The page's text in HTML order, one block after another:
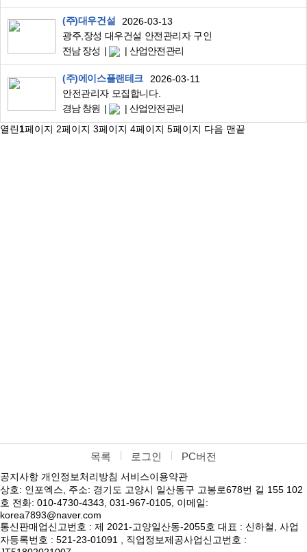
(주)대우건설
2026-03-13
광주,장성 대우건설 안전관리자 구인
전남 장성
산업안전관리
(주)에이스플랜테크
2026-03-11
안전관리자 모집합니다.
경남 창원
산업안전관리
열린1페이지 2페이지 3페이지 4페이지 5페이지 다음 맨끝
목록 로그인 PC버전
공지사항 개인정보처리방침 서비스이용약관
상호: 인포엑스, 주소: 경기도 고양시 일산동구 고봉로678번 길 155 102
호 전화: 010-4730-4343, 031-967-0105, 이메일:
korea7893@naver.com
통신판매업신고번호 : 제 2021-고양일산동-2055호 대표 : 신하철, 사업
자등록번호 : 521-23-01091 , 직업정보제공사업신고번호 :